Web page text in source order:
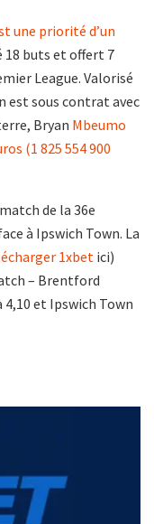
une priorité d’un
18 buts et offert 7
League. Valorisé
est sous contrat avec
Bryan Mbeumo
(1 825 554 900
de la 36e
à Ipswich Town. La
1xbet ici)
– Brentford
4,10 et Ipswich Town